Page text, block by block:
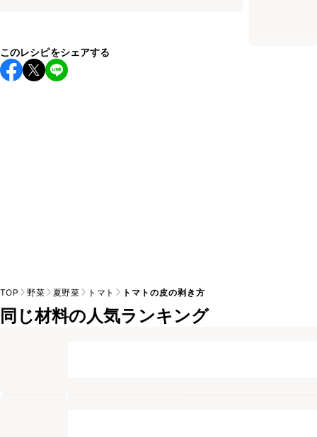
このレシピをシェアする
TOP 野菜 夏野菜 トマト トマトの皮の剥き方
同じ材料の人気ランキング